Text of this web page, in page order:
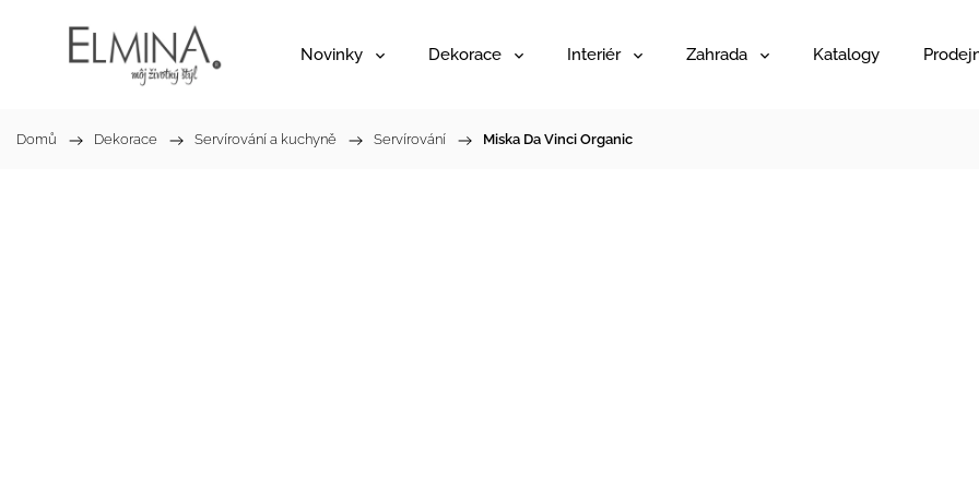
Novinky Dekorace Interiér Zahrada Katalogy
Domů / Dekorace / Servírování a kuchyně / Servírování / Miska Da Vinci Organic